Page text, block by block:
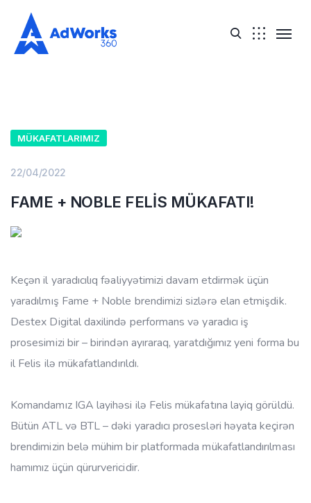
MÜKAFATLARIMIZ
22/04/2022
FAME + NOBLE FELİS MÜKAFATI!
Keçən il yaradıcılıq fəaliyyətimizi davam etdirmək üçün
yaradılmış Fame + Noble brendimizi sizlərə elan etmişdik.
Destex Digital daxilində performans və yaradıcı iş
prosesimizi bir – birindən ayıraraq, yaratdığımız yeni forma bu
il Felis ilə mükafatlandırıldı.
Komandamız IGA layihəsi ilə Felis mükafatına layiq görüldü.
Bütün ATL və BTL – dəki yaradıcı prosesləri həyata keçirən
brendimizin belə mühim bir platformada mükafatlandırılması
hamımız üçün qürurvericidir.